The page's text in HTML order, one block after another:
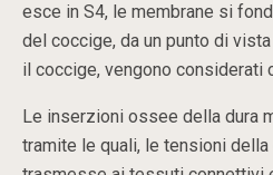
esce in S4, le membrane si
del coccige, da un punto di
il coccige, vengono considerati
Le inserzioni ossee della dura
tramite le quali, le tensioni della